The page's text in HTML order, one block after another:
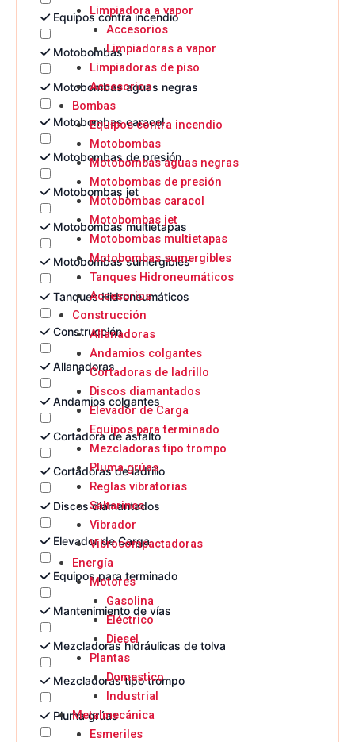
Equipos contra incendio
Motobombas
Motobombas aguas negras
Motobombas caracol
Motobombas de presión
Motobombas jet
Motobombas multietapas
Motobombas sumergibles
Tanques Hidroneumáticos
Construcción
Allanadoras
Andamios colgantes
Cortadora de asfalto
Cortadoras de ladrillo
Discos diamantados
Elevador de Carga
Equipos para terminado
Mantenimiento de vías
Mezcladoras hidráulicas de tolva
Mezcladoras tipo trompo
Pluma grúas
Limpiadora a vapor
Accesorios
Limpiadoras a vapor
Limpiadoras de piso
Accesorios
Bombas
Equipos contra incendio
Motobombas
Motobombas aguas negras
Motobombas de presión
Motobombas caracol
Motobombas jet
Motobombas multietapas
Motobombas sumergibles
Tanques Hidroneumáticos
Accesorios
Construcción
Allanadoras
Andamios colgantes
Cortadoras de ladrillo
Discos diamantados
Elevador de Carga
Equipos para terminado
Mezcladoras tipo trompo
Pluma grúas
Reglas vibratorias
Saltarines
Vibrador
Vibrocompactadoras
Energía
Motores
Gasolina
Eléctrico
Diesel
Plantas
Domestico
Industrial
Metalmecánica
Esmeriles